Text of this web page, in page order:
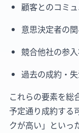
顧客とのコミ
意思決定者の
競合他社の参
過去の成約・
これらの要素を総
予定通り成約する
クが高い」といっ